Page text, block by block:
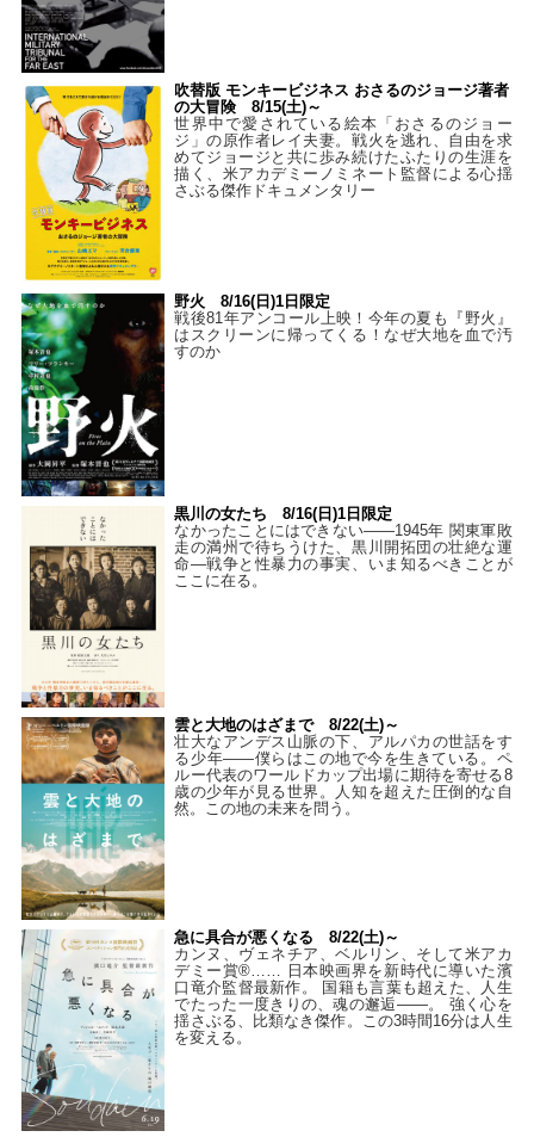
吹替版 モンキービジネス おさるのジョージ著者
の大冒険 8/15(土)～
世界中で愛されている絵本「おさるのジョー
ジ」の原作者レイ夫妻。戦火を逃れ、自由を求
めてジョージと共に歩み続けたふたりの生涯を
描く、米アカデミーノミネート監督による心揺
さぶる傑作ドキュメンタリー
野火 8/16(日)1日限定
戦後81年アンコール上映！今年の夏も『野火』
はスクリーンに帰ってくる！なぜ大地を血で汚
すのか
黒川の女たち 8/16(日)1日限定
なかったことにはできない——1945年 関東軍敗
走の満州で待ちうけた、黒川開拓団の壮絶な運
命―戦争と性暴力の事実、いま知るべきことが
ここに在る。
雲と大地のはざまで 8/22(土)～
壮大なアンデス山脈の下、アルパカの世話をす
る少年――僕らはこの地で今を生きている。ペ
ルー代表のワールドカップ出場に期待を寄せる8
歳の少年が見る世界。人知を超えた圧倒的な自
然。この地の未来を問う。
急に具合が悪くなる 8/22(土)～
カンヌ、ヴェネチア、ベルリン、そして米アカ
デミー賞®…… 日本映画界を新時代に導いた濱
口竜介監督最新作。 国籍も言葉も超えた、人生
でたった一度きりの、魂の邂逅――。 強く心を
揺さぶる、比類なき傑作。この3時間16分は人生
を変える。